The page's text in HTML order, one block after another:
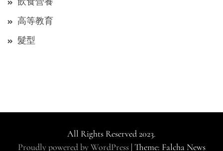
高等教育
髮型
All Rights Reserved 2023.
Proudly powered by WordPress | Theme: Falcha News